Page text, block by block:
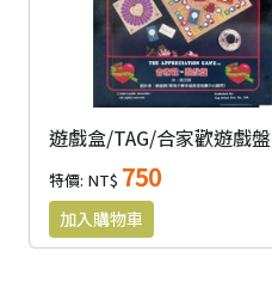
遊戲盒/TAG/合家歡遊戲盤
特價: NT$ 750